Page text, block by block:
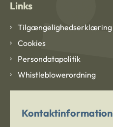
Links
Tilgængelighedserklæring
Cookies
Persondatapolitik
Whistleblowerordning
Kontaktinformation